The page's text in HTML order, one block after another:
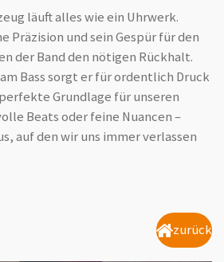
läuft alles wie ein Uhrwerk.
Präzision und sein Gespür für den
der Band den nötigen Rückhalt.
Bass sorgt er für ordentlich Druck
Grundlage für unseren
Beats oder feine Nuancen –
auf den wir uns immer verlassen
zurück